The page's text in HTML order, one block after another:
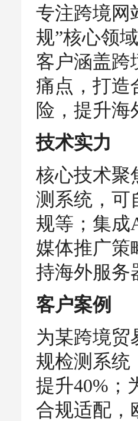
专注跨境网
规”核心领
客户涵盖跨
痛点，打造
险，提升海
技术实力
核心技术聚
测系统，可
规等；集成
媒体推广策
持海外服务
客户案例
为某跨境贸
规检测系统
提升40%；
合规适配，